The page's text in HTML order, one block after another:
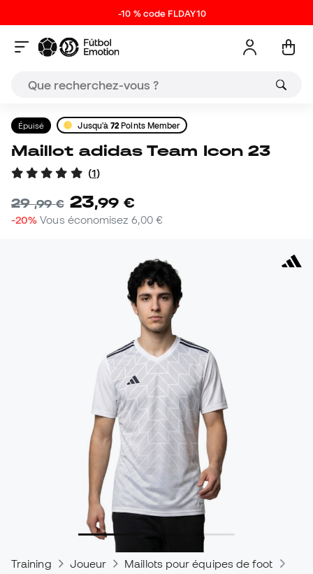
-10 % code FLDAY10
Épuisé Jusqu'à72 Points Member
Maillot adidas Team Icon 23
(1)
29,99 € 23,99 €
-20% Vous économisez 6,00 €
Training Joueur Maillots pour équipes de foot